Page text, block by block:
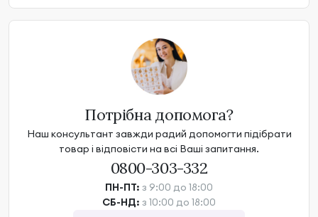
Потрібна допомога?
Наш консультант завжди радий допомогти підібрати
товар і відповісти на всі Ваші запитання.
0800-303-332
ПН-ПТ: з 9:00 до 18:00
СБ-НД: з 10:00 до 18:00